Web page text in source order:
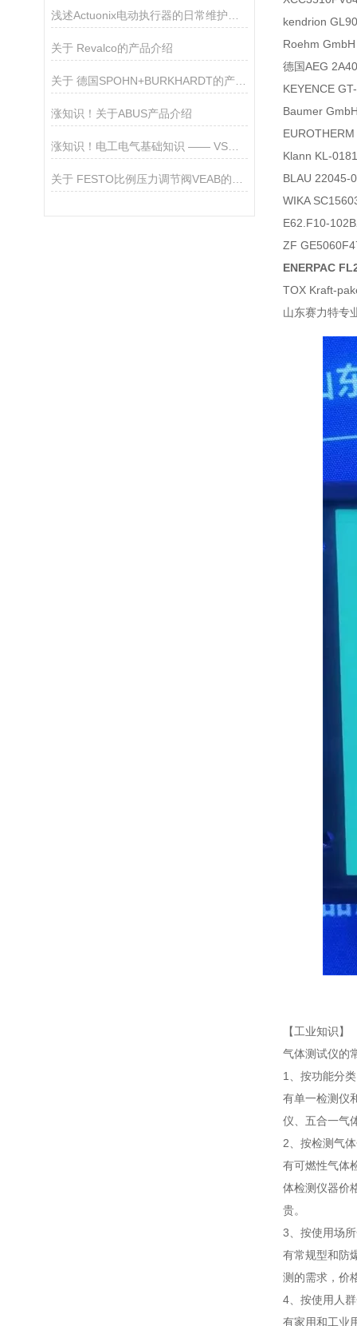
关于 Revalco的产品介绍
关于 德国SPOHN+BURKHARDT的产品介绍
涨知识！关于ABUS产品介绍
涨知识！电工电气基础知识 —— VSM-1马牌测量初始张力仪
kendrion
Roehm
德国AEG
KEYENCE
Baumer
Klann KL-
BLAU 22045-
WIKA
E62.F10-
ZF
ENERPAC
TOX Kraft-
山东赛力特专
【工业知识】
气体测试仪的
1、按功能分
有单一检测仪
仪、五合一气
2、按检测气
有可燃性气体
体检测仪器价
贵。
3、按使用场
有常规型和防
测的需求，价
4、按使用人
有家用和工业